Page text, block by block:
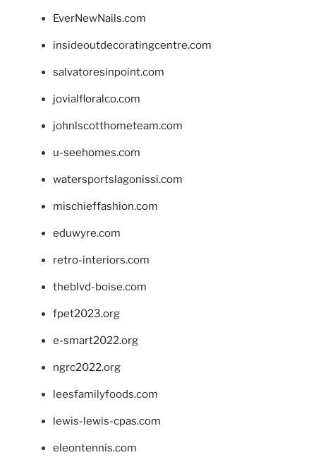
EverNewNails.com
insideoutdecoratingcentre.com
salvatoresinpoint.com
jovialfloralco.com
johnlscotthometeam.com
u-seehomes.com
watersportslagonissi.com
mischieffashion.com
eduwyre.com
retro-interiors.com
theblvd-boise.com
fpet2023.org
e-smart2022.org
ngrc2022.org
leesfamilyfoods.com
lewis-lewis-cpas.com
eleontennis.com